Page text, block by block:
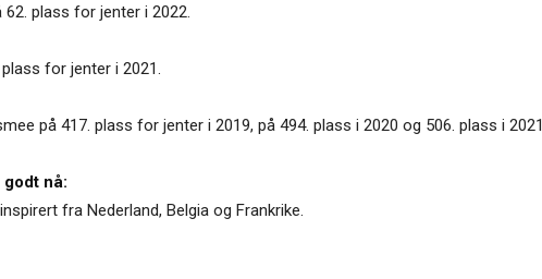
plass for jenter i 2022.
for jenter i 2021.
på 417. plass for jenter i 2019, på 494. plass i 2020 og 506. plass i 2021.
nå:
fra Nederland, Belgia og Frankrike.